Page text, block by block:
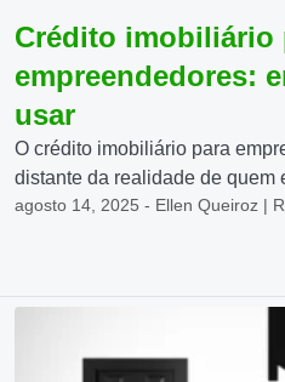
Crédito imobiliário
empreendedores:
usar
O crédito imobiliário para
distante da realidade de quem
agosto 14, 2025 - Ellen Queiroz |